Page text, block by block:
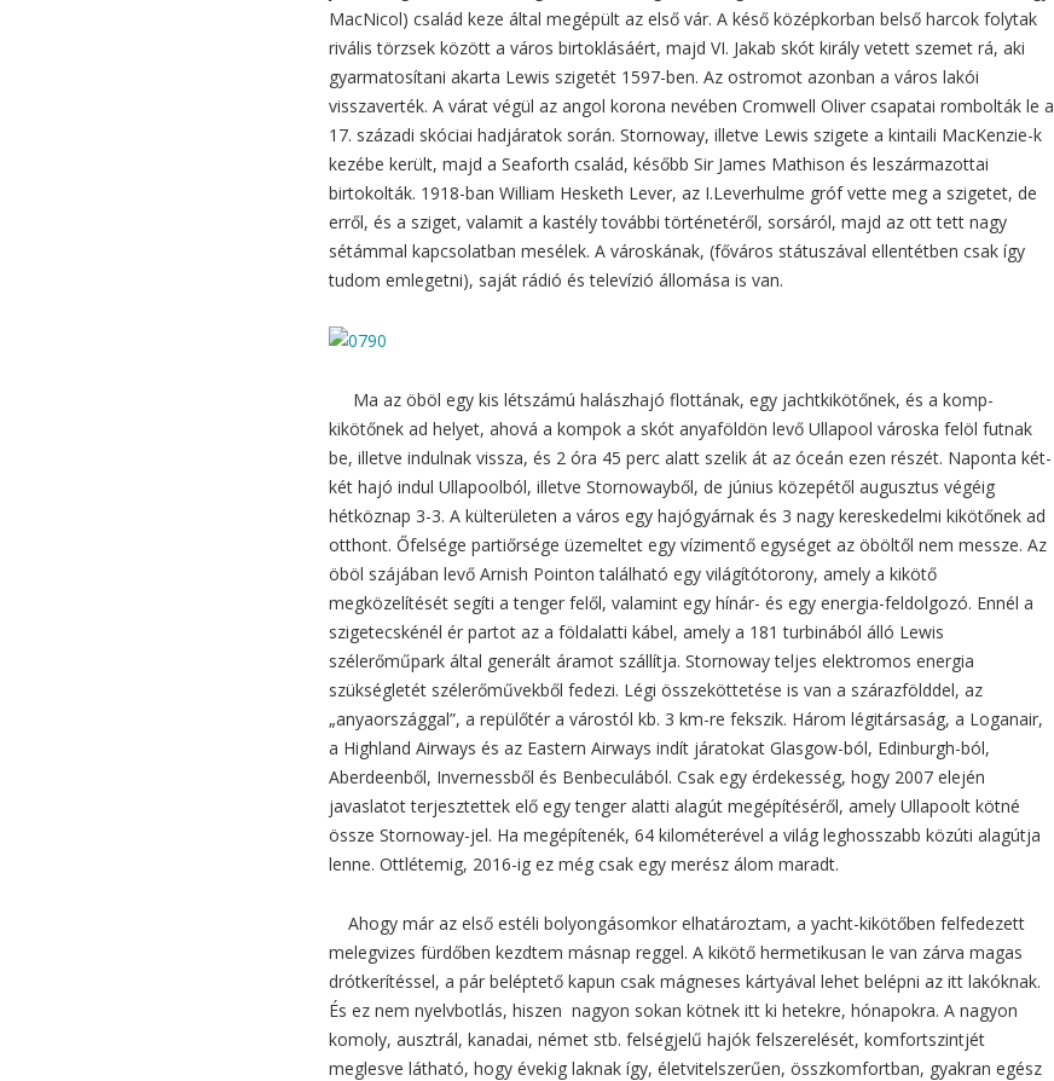
MacNicol) család keze által megépült az első vár. A késő középkorban belső harcok folytak
rivális törzsek között a város birtoklásáért, majd VI. Jakab skót király vetett szemet rá, aki
gyarmatosítani akarta Lewis szigetét 1597-ben. Az ostromot azonban a város lakói
visszaverték. A várat végül az angol korona nevében Cromwell Oliver csapatai rombolták le a
17. századi skóciai hadjáratok során. Stornoway, illetve Lewis szigete a kintaili MacKenzie-k
kezébe került, majd a Seaforth család, később Sir James Mathison és leszármazottai
birtokolták. 1918-ban William Hesketh Lever, az I.Leverhulme gróf vette meg a szigetet, de
erről, és a sziget, valamit a kastély további történetéről, sorsáról, majd az ott tett nagy
sétámmal kapcsolatban mesélek. A városkának, (főváros státuszával ellentétben csak így
tudom emlegetni), saját rádió és televízió állomása is van.
Ma az öböl egy kis létszámú halászhajó flottának, egy jachtkikötőnek, és a komp-
kikötőnek ad helyet, ahová a kompok a skót anyaföldön levő Ullapool városka felöl futnak
be, illetve indulnak vissza, és 2 óra 45 perc alatt szelik át az óceán ezen részét. Naponta két-
két hajó indul Ullapoolból, illetve Stornowayből, de június közepétől augusztus végéig
hétköznap 3-3. A külterületen a város egy hajógyárnak és 3 nagy kereskedelmi kikötőnek ad
otthont. Őfelsége partiőrsége üzemeltet egy vízimentő egységet az öböltől nem messze. Az
öböl szájában levő Arnish Pointon található egy világítótorony, amely a kikötő
megközelítését segíti a tenger felől, valamint egy hínár- és egy energia-feldolgozó. Ennél a
szigetecskénél ér partot az a földalatti kábel, amely a 181 turbinából álló Lewis
szélerőműpark által generált áramot szállítja. Stornoway teljes elektromos energia
szükségletét szélerőművekből fedezi. Légi összeköttetése is van a szárazfölddel, az
„anyaországgal”, a repülőtér a várostól kb. 3 km-re fekszik. Három légitársaság, a Loganair,
a Highland Airways és az Eastern Airways indít járatokat Glasgow-ból, Edinburgh-ból,
Aberdeenből, Invernessből és Benbeculából. Csak egy érdekesség, hogy 2007 elején
javaslatot terjesztettek elő egy tenger alatti alagút megépítéséről, amely Ullapoolt kötné
össze Stornoway-jel. Ha megépítenék, 64 kilométerével a világ leghosszabb közúti alagútja
lenne. Ottlétemig, 2016-ig ez még csak egy merész álom maradt.
Ahogy már az első estéli bolyongásomkor elhatároztam, a yacht-kikötőben felfedezett
melegvizes fürdőben kezdtem másnap reggel. A kikötő hermetikusan le van zárva magas
drótkerítéssel, a pár beléptető kapun csak mágneses kártyával lehet belépni az itt lakóknak.
És ez nem nyelvbotlás, hiszen nagyon sokan kötnek itt ki hetekre, hónapokra. A nagyon
komoly, ausztrál, kanadai, német stb. felségjelű hajók felszerelését, komfortszintjét
meglesve látható, hogy évekig laknak így, életvitelszerűen, összkomfortban, gyakran egész